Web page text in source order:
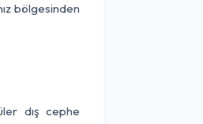
bölgesinden
dış cephe